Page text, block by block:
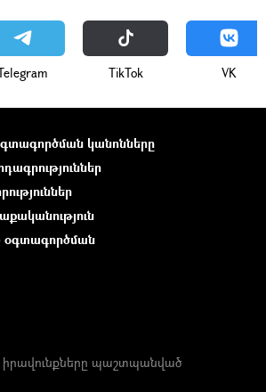
ТikТоk VK
կանոնները
օգտագործման
իրավունքները պաշտպանված